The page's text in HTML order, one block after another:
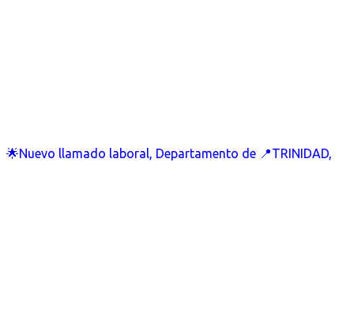
🌟Nuevo llamado laboral, Departamento de 📍TRINIDAD,